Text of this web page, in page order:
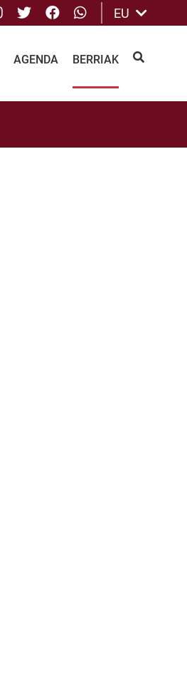
Instagram
TwitterFacebook
whatsApp
EU
AGENDA BERRIAK BILATU